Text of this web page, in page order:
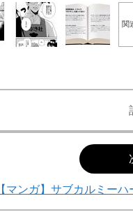
関
【マンガ】サブカルミー